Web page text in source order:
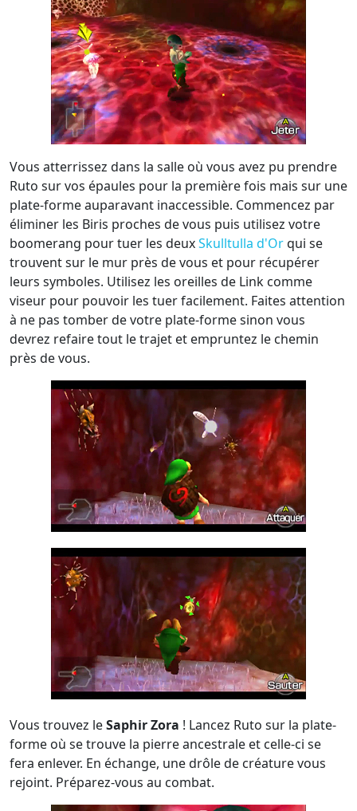
Vous atterrissez dans la salle où vous avez pu prendre
Ruto sur vos épaules pour la première fois mais sur une
plate-forme auparavant inaccessible. Commencez par
éliminer les Biris proches de vous puis utilisez votre
boomerang pour tuer les deuxSkulltulla d'Orqui se
trouvent sur le mur près de vous et pour récupérer
leurs symboles. Utilisez les oreilles de Link comme
viseur pour pouvoir les tuer facilement. Faites attention
à ne pas tomber de votre plate-forme sinon vous
devrez refaire tout le trajet et empruntez le chemin
près de vous.
Vous trouvez leSaphir Zora ! Lancez Ruto sur la plate-
forme où se trouve la pierre ancestrale et celle-ci se
fera enlever. En échange, une drôle de créature vous
rejoint. Préparez-vous au combat.